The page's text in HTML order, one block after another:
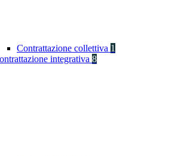
Contrattazione collettiva 1
integrativa 8